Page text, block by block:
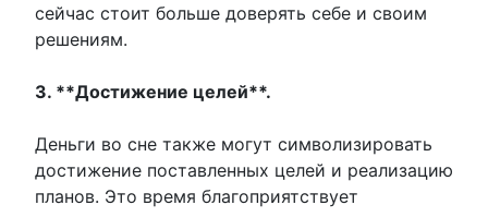
сейчас стоит больше доверять себе и своим
решениям.
3. **Достижение целей**.
Деньги во сне также могут символизировать
достижение поставленных целей и реализацию
планов. Это время благоприятствует